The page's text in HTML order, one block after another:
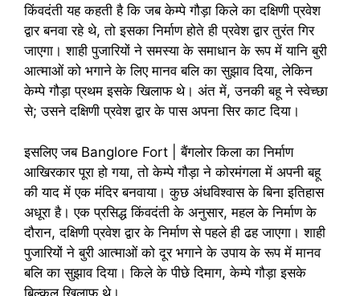
किंवदंती यह कहती है कि जब केम्पे गौड़ा किले का दक्षिणी प्रवेश
द्वार बनवा रहे थे, तो इसका निर्माण होते ही प्रवेश द्वार तुरंत गिर
जाएगा। शाही पुजारियों ने समस्या के समाधान के रूप में यानि बुरी
आत्माओं को भगाने के लिए मानव बलि का सुझाव दिया, लेकिन
केम्पे गौड़ा प्रथम इसके खिलाफ थे। अंत में, उनकी बहू ने स्वेच्छा
से; उसने दक्षिणी प्रवेश द्वार के पास अपना सिर काट दिया।
इसलिए जब Banglore Fort | बैंगलोर किला का निर्माण
आखिरकार पूरा हो गया, तो केम्पे गौड़ा ने कोरमंगला में अपनी बहू
की याद में एक मंदिर बनवाया। कुछ अंधविश्वास के बिना इतिहास
अधूरा है। एक प्रसिद्ध किंवदंती के अनुसार, महल के निर्माण के
दौरान, दक्षिणी प्रवेश द्वार के निर्माण से पहले ही ढह जाएगा। शाही
पुजारियों ने बुरी आत्माओं को दूर भगाने के उपाय के रूप में मानव
बलि का सुझाव दिया। किले के पीछे दिमाग, केम्पे गौड़ा इसके
बिल्कुल खिलाफ थे।